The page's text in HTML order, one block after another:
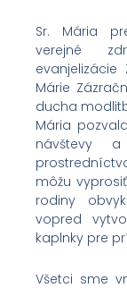
Sr. Mária
verejné
Márie
ducha
Mária pozvala a povzbudila prítomných
návštevy
môžu
rodiny
vopred
kaplnky pre
Všetci sme